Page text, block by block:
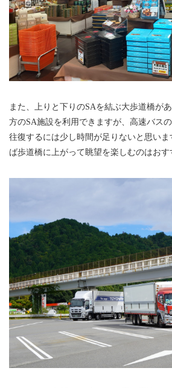
また、上りと下りのSAを結ぶ大歩道橋が
方のSA施設を利用できますが、高速バス
往復するには少し時間が足りないと思い
ば歩道橋に上がって眺望を楽しむのはおす